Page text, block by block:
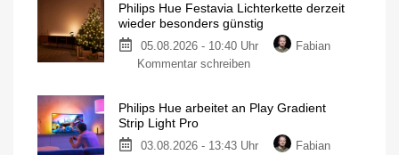
Philips Hue Festavia Lichterkette derzeit
wieder besonders günstig
05.08.2026 - 10:40 Uhr
Fabian
Kommentar schreiben
Philips Hue arbeitet an Play Gradient
Strip Light Pro
03.08.2026 - 13:43 Uhr
Fabian